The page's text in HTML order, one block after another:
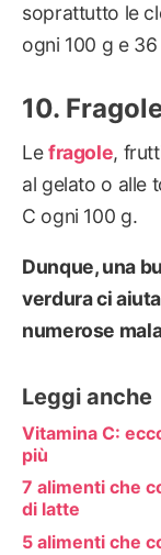
soprattutto le
ogni 100 g e
Lefragole,
al gelato o alle
C ogni 100 g.
Dunque, una
verdura ci
numerose
Leggi anche
Vitamina C:
più
7 alimenti che
di latte
5 alimenti che